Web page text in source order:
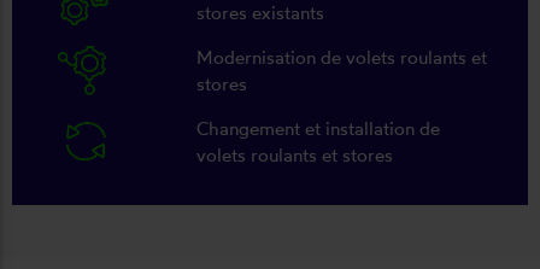
stores existants
Modernisation de volets roulants et
stores
Changement et installation de
volets roulants et stores